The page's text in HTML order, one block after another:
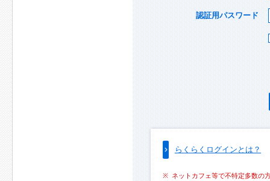
認証用パスワード
らくらくログインとは？
ネットカフェ等で不特定多数の